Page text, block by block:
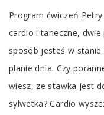
Tab
Article
Program ćwiczeń
cardio i taneczne,
sposób jesteś w stanie
planie dnia. Czy
wiesz, ze stawka jest
sylwetka? Cardio